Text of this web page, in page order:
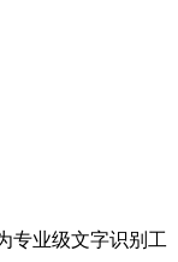
专业级文字识别工